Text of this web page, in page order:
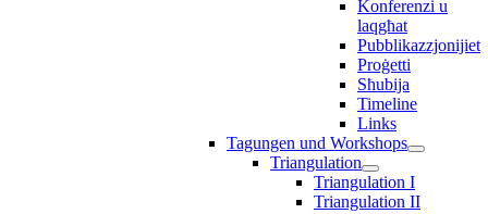
Konferenzi u
laqgħat
Pubblikazzjonijiet
Proġetti
Sħubija
Timeline
Links
Tagungen und Workshops
Triangulation
Triangulation I
Triangulation II